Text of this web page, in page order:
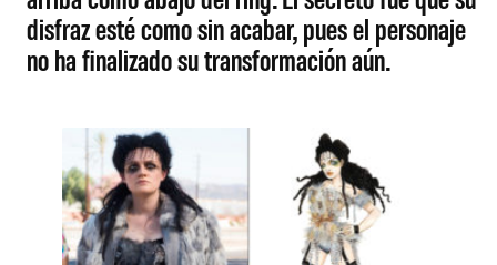
disfraz esté como sin acabar, pues el personaje
no ha finalizado su transformación aún.